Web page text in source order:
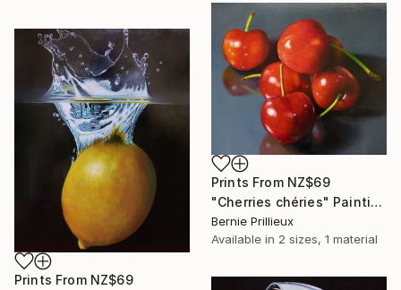
Prints From NZ$69
"Cherries chéries" Painting
Bernie Prillieux
Available in 2 sizes, 1 material
Prints From NZ$69